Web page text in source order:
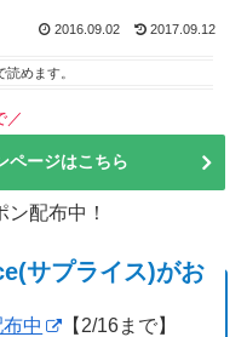
2016.09.02 2017.09.12
読めます。
／
ページはこちら
配布中！
サプライス)がお
中
【2/16まで】